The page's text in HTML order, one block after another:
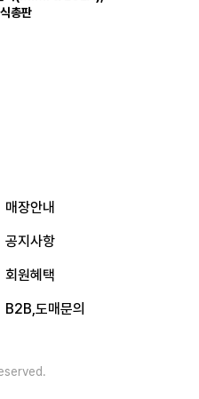
총판
매장안내
공지사항
회원혜택
B2B,도매문의